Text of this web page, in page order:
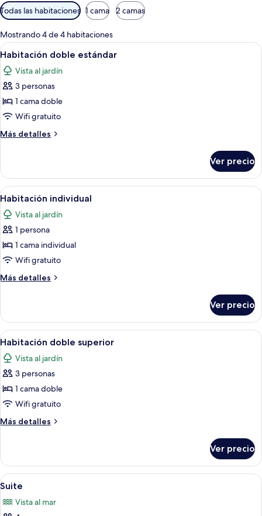
Filtros
disponibles
para
las
habitaciones
Todas las habitaciones 1 cama 2 camas
Mostrando 4 de 4 habitaciones
Abrir
todas
las
fotos
de
Habitación
doble
estándar
Habitación de hotel con cama,
29
Habitación doble estándar
Vista al jardín
3 personas
1 cama doble
Wifi gratuito
Más detalles
Más
doble
estándar
Ver precio
Abrir
todas
las
fotos
de
Habitación
individual
Habitación de hotel con cama, una
8
Habitación individual
Vista al jardín
1 persona
1 cama individual
Wifi gratuito
Más detalles
Más
individual
Ver precio
Abrir
todas
las
fotos
de
Habitación
doble
superior
Un dormitorio con cama, cómoda,
28
Habitación doble superior
Vista al jardín
3 personas
1 cama doble
Wifi gratuito
Más detalles
Más
doble
superior
Ver precio
Abrir
todas
las
Minibar, caja de seguridad en la
16
Suite
Vista al mar